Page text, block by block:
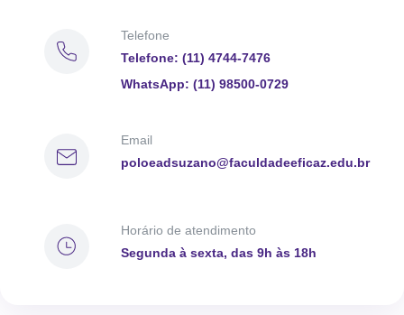
Telefone
Telefone: (11) 4744-7476
WhatsApp: (11) 98500-0729
Email
poloeadsuzano@faculdadeeficaz.edu.br
Horário de atendimento
Segunda à sexta, das 9h às 18h